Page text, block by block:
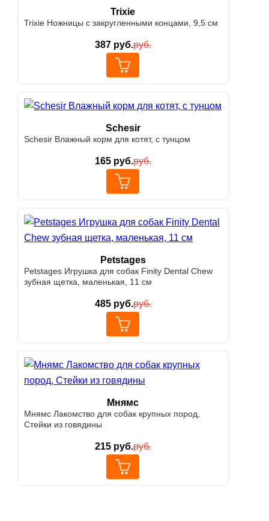
Trixie
Trixie Ножницы с закругленными концами, 9,5 см
387руб.руб.
Schesir
Schesir Влажный корм для котят, с тунцом
165руб.руб.
Petstages
Petstages Игрушка для собак Finity Dental Chew
зубная щетка, маленькая, 11 см
485руб.руб.
Мнямс
Мнямс Лакомство для собак крупных пород,
Стейки из говядины
215руб.руб.